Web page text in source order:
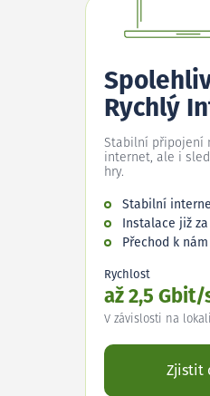
Rychlý
Stabilní připojení
internet, ale i
hry.
Stabilní
Instalace již za
Přechod k
Rychlost
až 2,5 Gbit/
V závislosti na
Zjistit